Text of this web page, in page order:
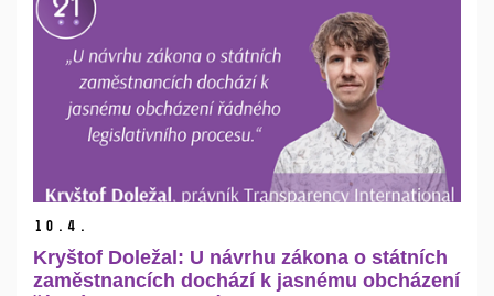
10. 4.
Kryštof Doležal: U návrhu zákona o státních
zaměstnancích dochází k jasnému obcházení